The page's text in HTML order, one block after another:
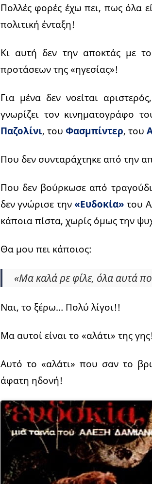
Πολλές φορές έχω πει, πως όλα
πολιτική ένταξη!
Κι αυτή δεν την αποκτάς με
προτάσεων της «ηγεσίας»!
Για μένα δεν νοείται
γνωρίζει τον κινηματογράφο
Παζολίνι, του Φασμπίντερ, του
Που δεν συνταράχτηκε από την
Που δεν βούρκωσε από
δεν γνώρισε την«Ευδοκία» του
κάποια πίστα, χωρίς όμως την
Θα μου πει κάποιος:
«Μα καλά ρε φίλε, όλα αυτά
Ναι, το ξέρω… Πολύ λίγοι!!
Μα αυτοί είναι το «αλάτι» της γης!
Αυτό το «αλάτι» που σαν το
άφατη ηδονή!